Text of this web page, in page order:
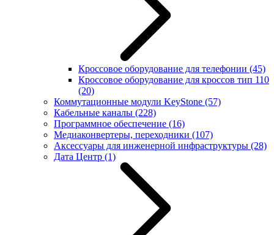
Кроссовое оборудование для телефонии (45)
Кроссовое оборудование для кроссов тип 110
(20)
Коммутационные модули KeyStone (57)
Кабельные каналы (228)
Программное обеспечение (16)
Медиаконвертеры, переходники (107)
Аксессуары для инженерной инфраструктуры (28)
Дата Центр (1)